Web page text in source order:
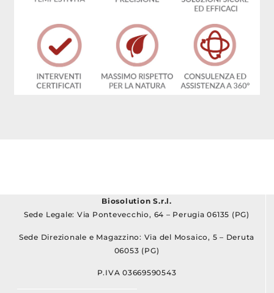
Biosolution S.r.l.
Sede Legale: Via Pontevecchio, 64 – Perugia 06135 (PG)
Sede Direzionale e Magazzino: Via del Mosaico, 5 – Deruta
06053 (PG)
P.IVA 03669590543